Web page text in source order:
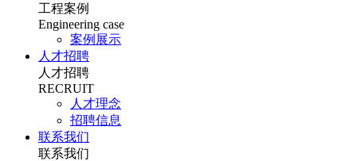
工程案例
Engineering case
案例展示
人才招聘
人才招聘
RECRUIT
人才理念
招聘信息
联系我们
联系我们